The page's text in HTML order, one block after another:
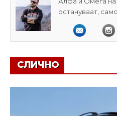
остануваат,
СЛИЧНО